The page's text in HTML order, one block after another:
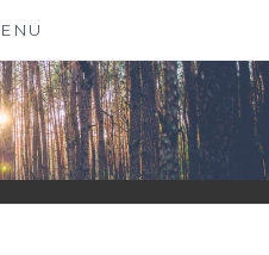
DNIA CODZIENNEGO